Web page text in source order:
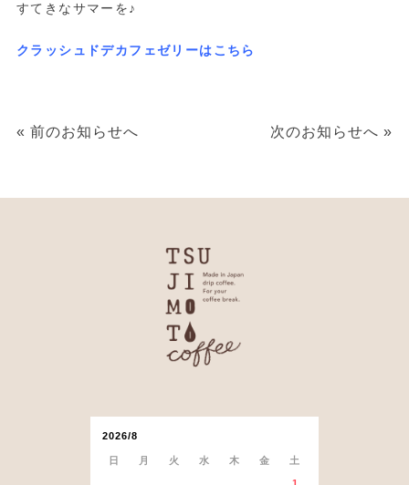
すてきなサマーを♪
クラッシュドデカフェゼリーはこちら
« 前のお知らせへ 次のお知らせへ »
2026/8
日 月 火 水 木 金 土
1